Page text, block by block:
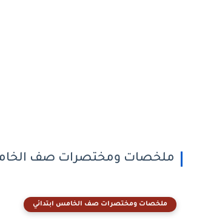
ملخصات ومختصرات صف
ملخصات ومختصرات صف الخامس ابتدائي